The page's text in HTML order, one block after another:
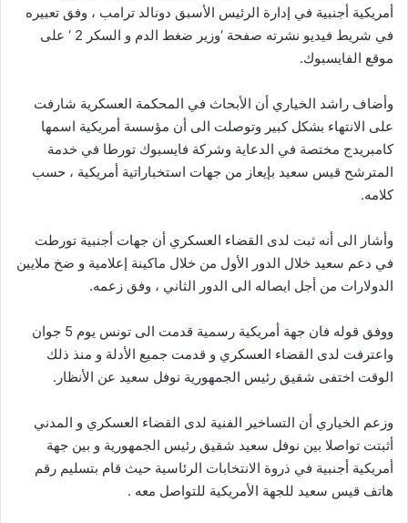
أمريكية أجنبية في إدارة الرئيس الأسبق دونالد ترامب ، وفق تعبيره
في شريط فيديو نشرته صفحة ‘وزير ضغط الدم و السكر 2 ‘ على
موقع الفايسبوك.
وأضاف راشد الخياري أن الأبحاث في المحكمة العسكرية شارفت
على الانتهاء بشكل كبير وتوصلت الى أن مؤسسة أمريكية اسمها
كامبريدج مختصة في الدعاية وشركة فايسبوك تورطا في خدمة
المترشح قيس سعيد بإيعاز من جهات استخباراتية أمريكية ، حسب
كلامه.
وأشار الى أنه ثبت لدى القضاء العسكري أن جهات أجنبية تورطت
في دعم سعيد خلال الدور الأول من خلال ماكينة إعلامية و ضخ ملايين
الدولارات من أجل ايصاله الى الدور الثاني ، وفق زعمه.
ووفق قوله فان جهة أمريكية رسمية قدمت الى تونس يوم 5 جوان
واعترفت لدى القضاء العسكري و قدمت جميع الأدلة و منذ ذلك
الوقت اختفى شقيق رئيس الجمهورية نوفل سعيد عن الأنظار.
وزعم الخياري أن التساخير الفنية لدى القضاء العسكري و المدني
أثبتت تواصلا بين نوفل سعيد شقيق رئيس الجمهورية و بين جهة
أمريكية أجنبية في ذروة الانتخابات الرئاسية حيث قام بتسليم رقم
هاتف قيس سعيد للجهة الأمريكية للتواصل معه .